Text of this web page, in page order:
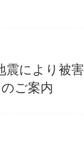
震により被
ご案内